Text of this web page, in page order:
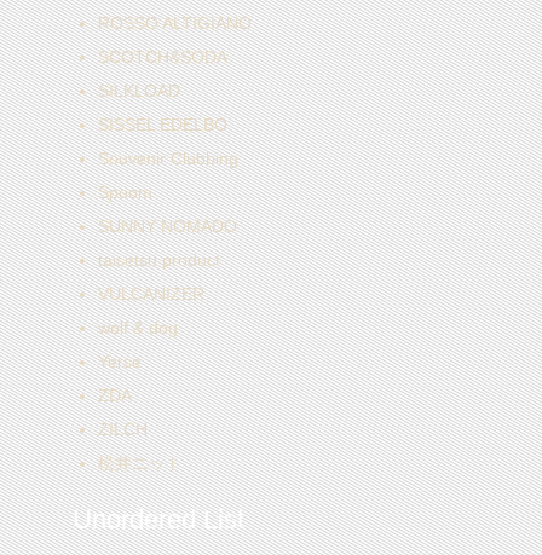
ROSSO ALTIGIANO
SCOTCH&SODA
SILKLOAD
SISSEL EDELBO
Souvenir Clubbing
Spoom.
SUNNY NOMADO
taisetsu product
VULCANIZER
wolf & dog
Yerse
ZDA
ZILCH
松井ニット
Unordered List